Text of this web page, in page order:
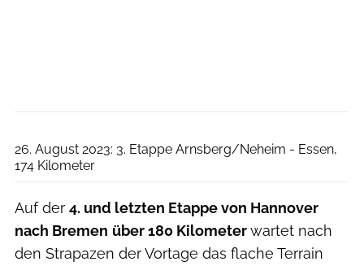
26. August 2023: 3. Etappe Arnsberg/Neheim - Essen,
174 Kilometer
Auf der 4. und letzten Etappe von Hannover
nach Bremen über 180 Kilometerwartet nach
den Strapazen der Vortage das flache Terrain